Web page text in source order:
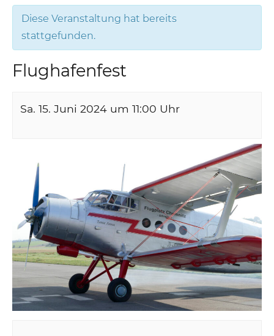
Diese Veranstaltung hat bereits
stattgefunden.
Flughafenfest
Sa. 15. Juni 2024 um 11:00 Uhr